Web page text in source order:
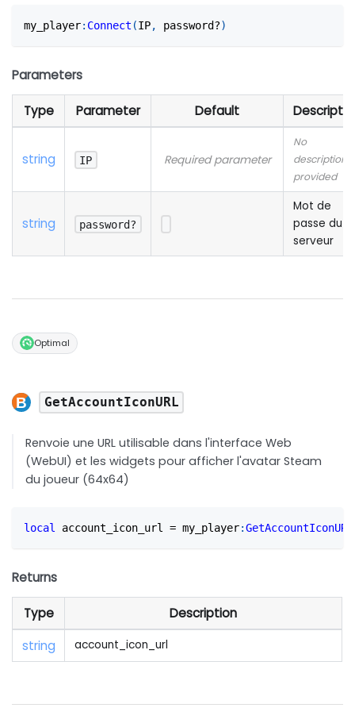
my_player: Connect (IP, password?)
Parameters
Type Parameter Default
string IP Required parameter
No
description
provided
string password?
Mot de
passe du
serveur
Optimal
GetAccountIconURL
Renvoie une URL utilisable dans l'interface Web
(WebUI) et les widgets pour afficher l'avatar Steam
du joueur (64x64)
local account_icon_url = my_player:GetAccountIconURL
Returns
Type
Description
string
account_icon_url